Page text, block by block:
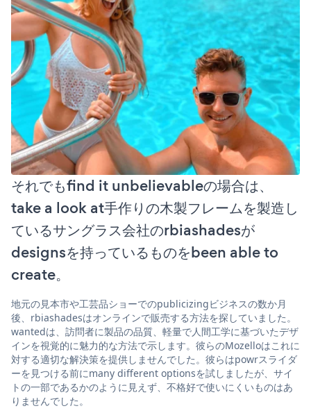
それでもfind it unbelievableの場合は、
take a look at手作りの木製フレームを製造し
ているサングラス会社のrbiashadesが
designsを持っているものをbeen able to
create。
地元の見本市や工芸品ショーでのpublicizingビジネスの数か月
後、rbiashadesはオンラインで販売する方法を探していました。
wantedは、訪問者に製品の品質、軽量で人間工学に基づいたデザ
インを視覚的に魅力的な方法で示します。彼らのMozelloはこれに
対する適切な解決策を提供しませんでした。彼らはpowrスライダ
ーを見つける前にmany different optionsを試しましたが、サイ
トの一部であるかのように見えず、不格好で使いにくいものはあ
りませんでした。